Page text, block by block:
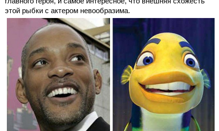
этой рыбки с актером невообразима.